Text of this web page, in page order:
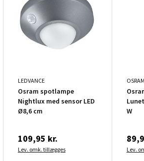
LEDVANCE
Osram spotlampe
Nightlux med sensor LED
Ø8,6 cm
109,95 kr.
Lev. omk. tillægges
OSRAM
W
Lev.